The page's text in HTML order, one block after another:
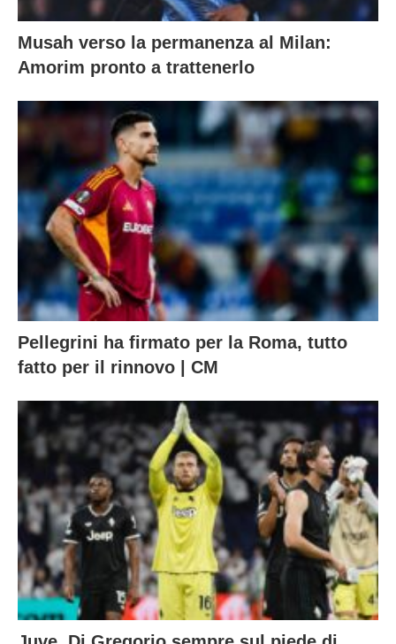
Musah verso la permanenza al Milan:
Amorim pronto a trattenerlo
Pellegrini ha firmato per la Roma, tutto
fatto per il rinnovo | CM